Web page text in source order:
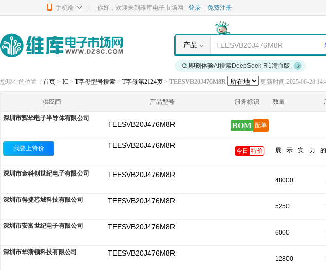
手机端 你好，欢迎来到维库电子市场网 登录 免费注册
产品
即刻体验AI搜索DeepSeek-R1满血版
您现在的位置： 首页 > IC > T字母型号搜索 > T字母第2124页 > TEESVB20J476M8R 更新时间:2025-06-28
供应商 产品型号 服务标识 数量
深圳市辉华电子半导体有限公司
TEESVB20J476M8R BOM 配单
我要上特价 TEESVB20J476M8R
今日 特价 展示实力
深圳市金科创世纪电子有限公司 TEESVB20J476M8R
48000
深圳市得捷芯城科技有限公司
TEESVB20J476M8R
5250
深圳市安富世纪电子有限公司
TEESVB20J476M8R
6000
深圳市华斯顿科技有限公司 TEESVB20J476M8R
12800